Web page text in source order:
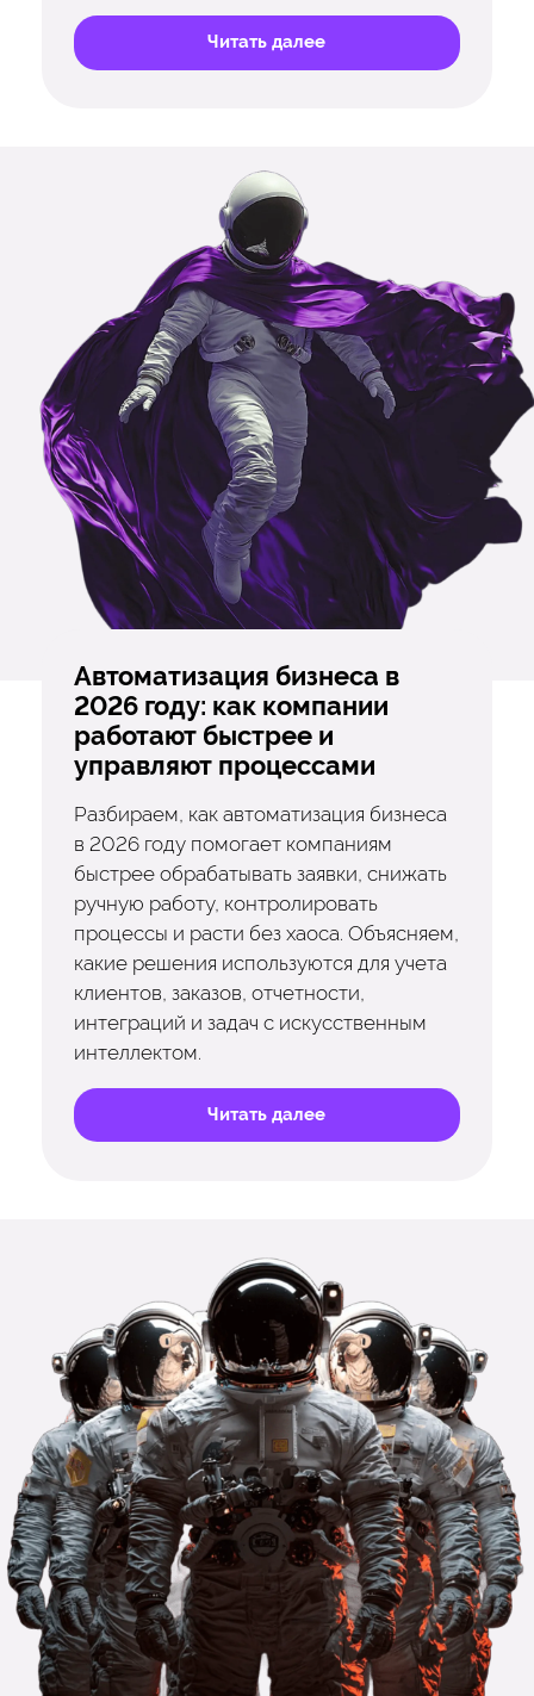
Читать далее
Автоматизация бизнеса в
2026 году: как компании
работают быстрее и
управляют процессами
Разбираем, как автоматизация бизнеса
в 2026 году помогает компаниям
быстрее обрабатывать заявки, снижать
ручную работу, контролировать
процессы и расти без хаоса. Объясняем,
какие решения используются для учета
клиентов, заказов, отчетности,
интеграций и задач с искусственным
интеллектом.
Читать далее